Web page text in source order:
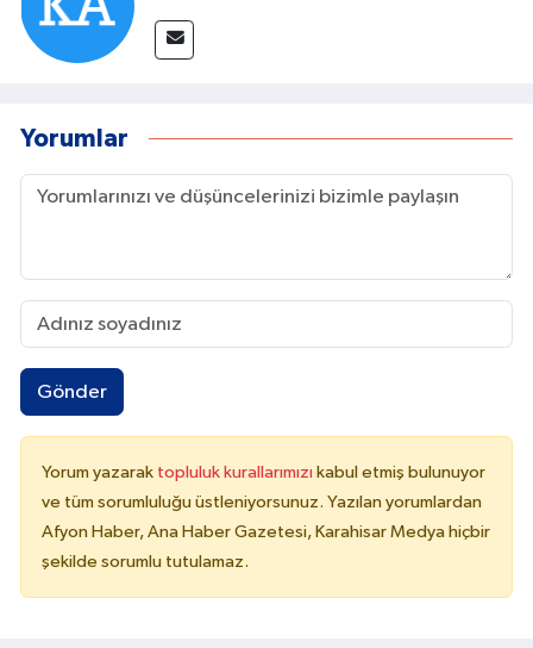
Yorumlar
Gönder
Yorum yazarak topluluk kurallarımızı kabul etmiş bulunuyor
ve tüm sorumluluğu üstleniyorsunuz. Yazılan yorumlardan
Afyon Haber, Ana Haber Gazetesi, Karahisar Medya hiçbir
şekilde sorumlu tutulamaz.